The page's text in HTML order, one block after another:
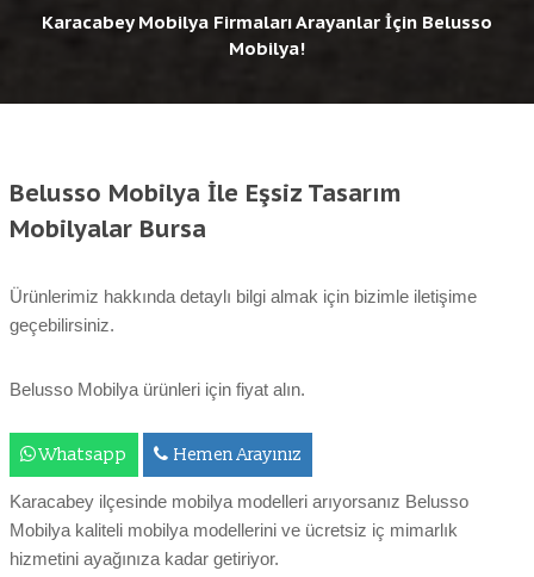
Karacabey Mobilya Firmaları Arayanlar İçin Belusso
Mobilya!
Belusso Mobilya İle Eşsiz Tasarım
Mobilyalar Bursa
Ürünlerimiz hakkında detaylı bilgi almak için bizimle iletişime
geçebilirsiniz.
Belusso Mobilya ürünleri için fiyat alın.
Whatsapp Hemen Arayınız
Karacabey ilçesinde mobilya modelleri arıyorsanız Belusso
Mobilya kaliteli mobilya modellerini ve ücretsiz iç mimarlık
hizmetini ayağınıza kadar getiriyor.